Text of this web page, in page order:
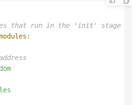
that run in the 'init' stage